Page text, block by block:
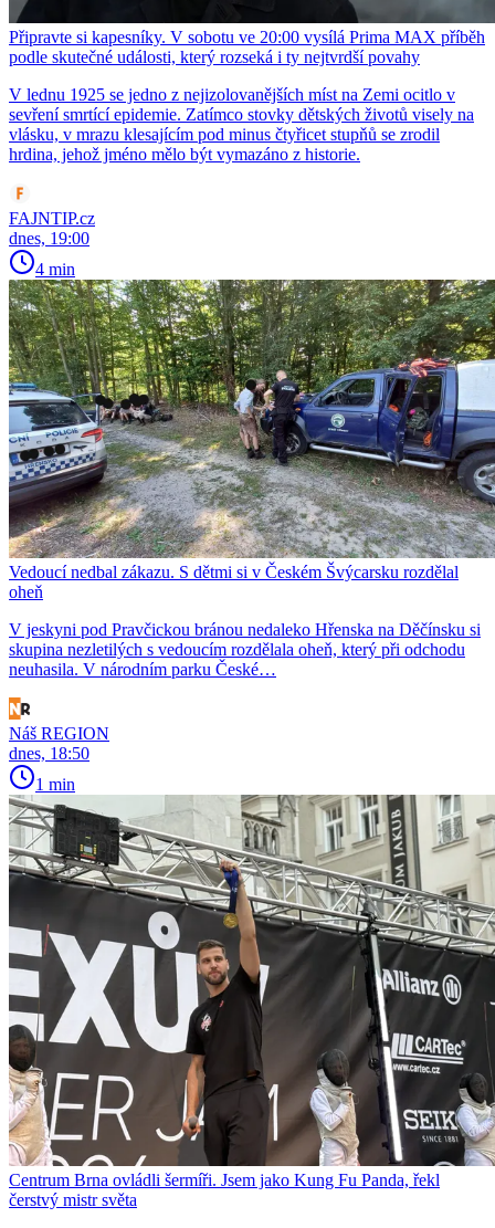
Připravte si kapesníky. V sobotu ve 20:00 vysílá Prima MAX příběh
podle skutečné události, který rozseká i ty nejtvrdší povahy
V lednu 1925 se jedno z nejizolovanějších míst na Zemi ocitlo v
sevření smrtící epidemie. Zatímco stovky dětských životů visely na
vlásku, v mrazu klesajícím pod minus čtyřicet stupňů se zrodil
hrdina, jehož jméno mělo být vymazáno z historie.
FAJNTIP.cz
dnes, 19:00
4 min
Vedoucí nedbal zákazu. S dětmi si v Českém Švýcarsku rozdělal
oheň
V jeskyni pod Pravčickou bránou nedaleko Hřenska na Děčínsku si
skupina nezletilých s vedoucím rozdělala oheň, který při odchodu
neuhasila. V národním parku České…
Náš REGION
dnes, 18:50
1 min
Centrum Brna ovládli šermíři. Jsem jako Kung Fu Panda, řekl
čerstvý mistr světa